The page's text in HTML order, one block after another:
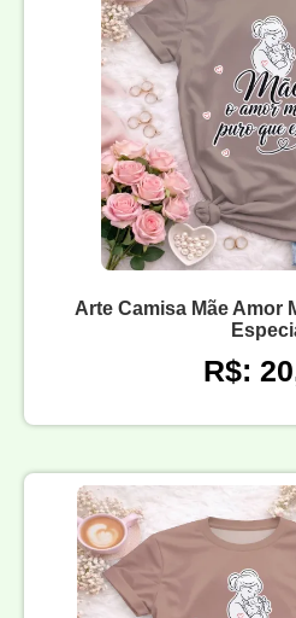
Arte Camisa Mãe Amor
R$: